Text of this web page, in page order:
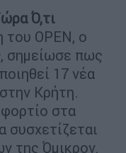
Ό,τι
του OPEN, o
, σημείωσε πως
17 νέα
Κρήτη.
στα
συσχετίζεται
της Όμικρον.